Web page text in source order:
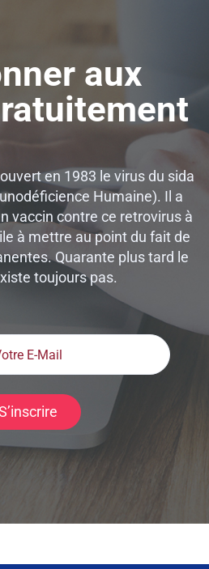
aux
en 1983 le virus du sida
Humaine). Il a
vaccin contre ce retrovirus à
à mettre au point du fait de
Quarante plus tard le
toujours pas.